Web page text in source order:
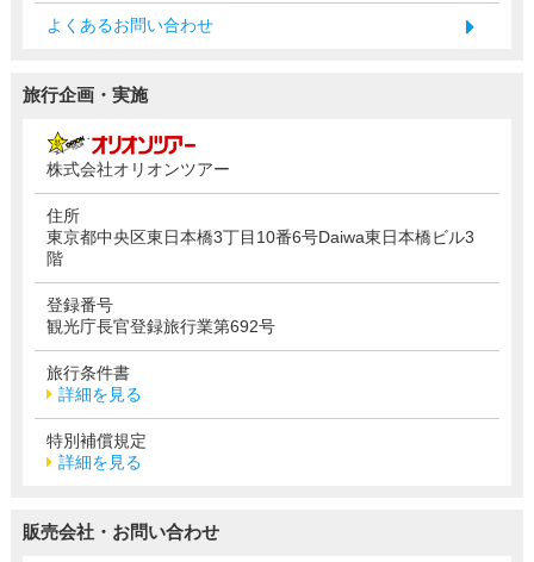
よくあるお問い合わせ
旅行企画・実施
株式会社オリオンツアー
住所
東京都中央区東日本橋3丁目10番6号Daiwa東日本橋ビル3
階
登録番号
観光庁長官登録旅行業第692号
旅行条件書
詳細を見る
特別補償規定
詳細を見る
販売会社・お問い合わせ